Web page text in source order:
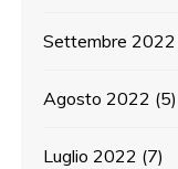
Settembre 2022
Agosto 2022 (5)
Luglio 2022 (7)